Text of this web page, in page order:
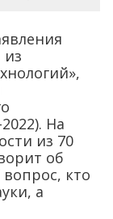
из
На
из 70
об
кто
а